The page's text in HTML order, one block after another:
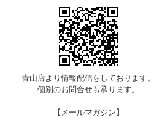
青山店より情報配信をしております。
個別のお問合せも承ります。
【メールマガジン】